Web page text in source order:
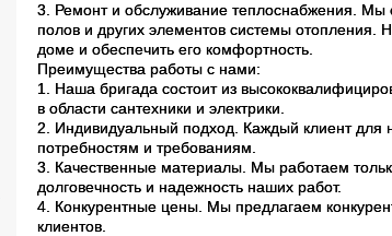
3. Ремонт и обслуживание теплоснабжения. Мы
полов и других элементов системы
доме и обеспечить его комфортность.
Преимущества работы с нами:
1. Наша бригада состоит из
в области сантехники и электрики.
2. Индивидуальный подход. Каждый клиент для
потребностям и требованиям.
3. Качественные материалы. Мы работаем
долговечность и надежность наших работ.
4. Конкурентные цены. Мы предлагаем
клиентов.